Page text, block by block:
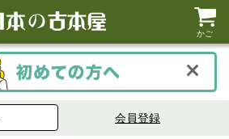
かご
会員登録